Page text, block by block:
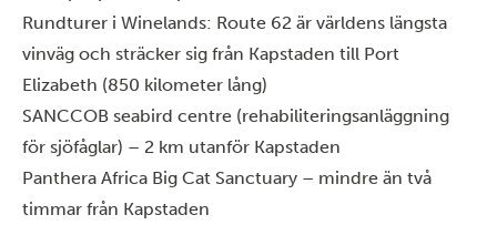
Rundturer i Winelands: Route 62 är världens längsta
vinväg och sträcker sig från Kapstaden till Port
Elizabeth (850 kilometer lång)
SANCCOB seabird centre (rehabiliteringsanläggning
för sjöfåglar) – 2 km utanför Kapstaden
Panthera Africa Big Cat Sanctuary – mindre än två
timmar från Kapstaden